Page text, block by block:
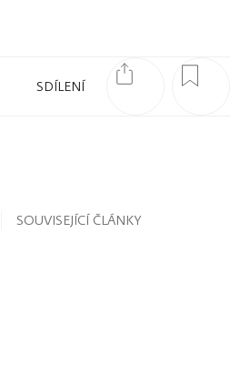
SDÍLENÍ
SOUVISEJÍCÍ ČLÁNKY